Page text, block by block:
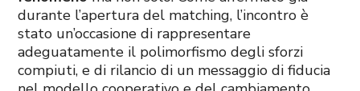
durante l’apertura del matching, l’incontro è
stato un’occasione di rappresentare
adeguatamente il polimorfismo degli sforzi
compiuti, e di rilancio di un messaggio di fiducia